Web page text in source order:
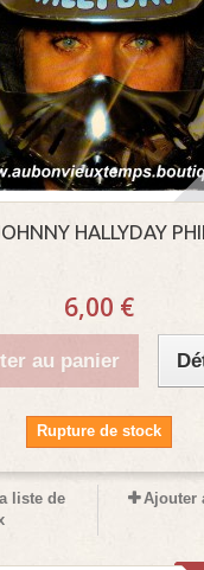
HALLYDAY
6,00 €
au panier
Rupture de stock
liste de
Ajouter